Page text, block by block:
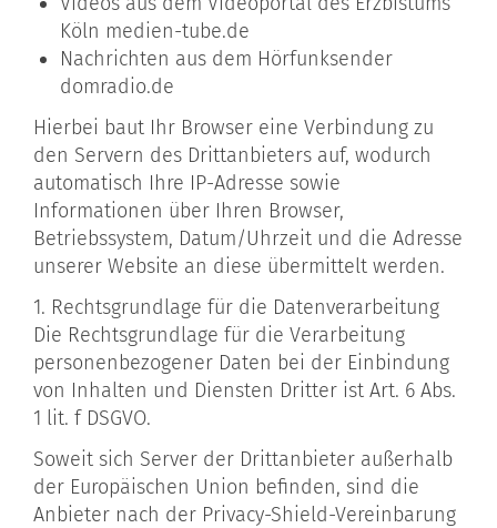
Köln medien-tube.de
Nachrichten aus dem Hörfunksender
domradio.de
Hierbei baut Ihr Browser eine Verbindung zu
den Servern des Drittanbieters auf, wodurch
automatisch Ihre IP-Adresse sowie
Informationen über Ihren Browser,
Betriebssystem, Datum/Uhrzeit und die Adresse
unserer Website an diese übermittelt werden.
1. Rechtsgrundlage für die Datenverarbeitung
Die Rechtsgrundlage für die Verarbeitung
personenbezogener Daten bei der Einbindung
von Inhalten und Diensten Dritter ist Art. 6 Abs.
1 lit. f DSGVO.
Soweit sich Server der Drittanbieter außerhalb
der Europäischen Union befinden, sind die
Anbieter nach der Privacy-Shield-Vereinbarung